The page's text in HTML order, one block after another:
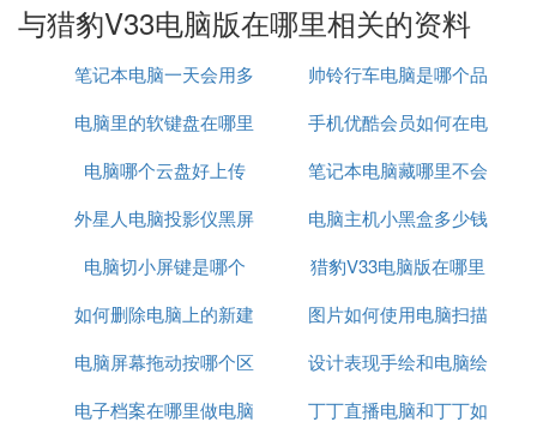
与猎豹V33电脑版在哪里相关的资料
笔记本电脑一天会用多
少流量
帅铃行车电脑是哪个品
牌
电脑里的软键盘在哪里
手机优酷会员如何在电
脑上关掉
电脑哪个云盘好上传
笔记本电脑藏哪里不会
被偷
外星人电脑投影仪黑屏
电脑主机小黑盒多少钱
电脑切小屏键是哪个
猎豹V33电脑版在哪里
如何删除电脑上的新建
文档
图片如何使用电脑扫描
电脑屏幕拖动按哪个区
域
设计表现手绘和电脑绘
图哪个重要
电子档案在哪里做电脑
丁丁直播电脑和丁丁如